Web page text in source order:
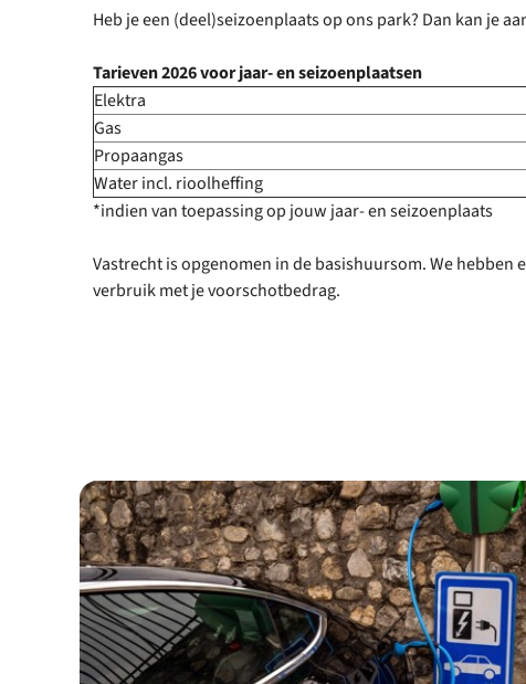
Heb je een (deel)seizoenplaats op ons park? Dan kan je
Tarieven 2026 voor jaar- en seizoenplaatsen
Elektra
Gas
Propaangas
Water incl. rioolheffing
*indien van toepassing op jouw jaar- en seizoenplaats
Vastrecht is opgenomen in de basishuursom. We
verbruik met je voorschotbedrag.